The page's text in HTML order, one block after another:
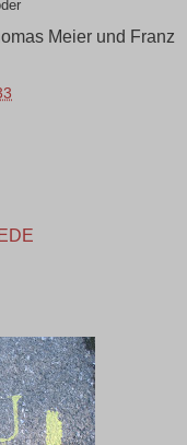
Meier und Franz